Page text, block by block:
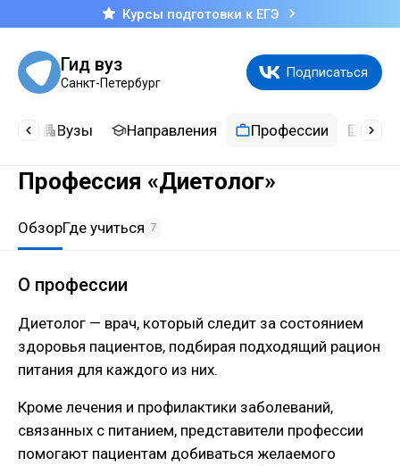
Курсы подготовки к ЕГЭ
Гид вуз
Санкт-Петербург
Подписаться
Вузы Направления Профессии
Профессия «Диетолог»
ОбзорГде учиться 7
О профессии
Диетолог — врач, который следит за состоянием
здоровья пациентов, подбирая подходящий рацион
питания для каждого из них.
Кроме лечения и профилактики заболеваний,
связанных с питанием, представители профессии
помогают пациентам добиваться желаемого